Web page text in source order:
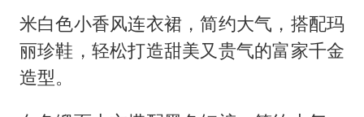
米白色小香风连衣裙，简约大气，搭配玛
丽珍鞋，轻松打造甜美又贵气的富家千金
造型。